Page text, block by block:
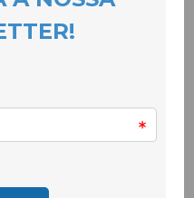
a igualdade de
contra as mulheres,
os primeiros
que a CooLabora
nas turmas de 9º ano